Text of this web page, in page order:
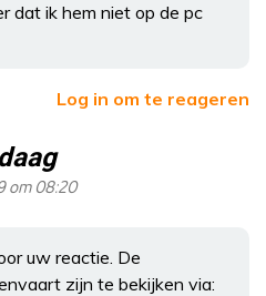
dat ik hem niet op de pc
Log in om te reageren
om 08:20
uw reactie. De
zijn te bekijken via: